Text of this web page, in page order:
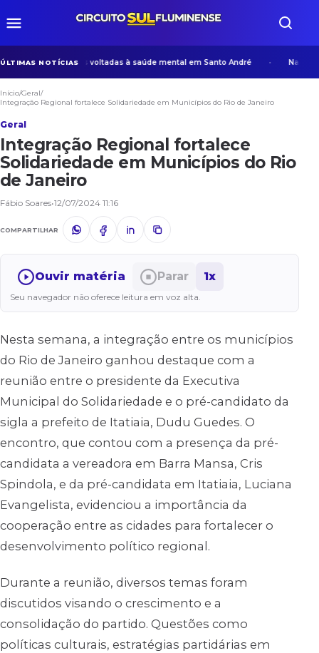
ÚLTIMAS NOTÍCIAS
desenvolve ações voltadas à saúde mental em Santo André Na era
Início/Geral/
Integração Regional fortalece Solidariedade em Municípios do Rio de Janeiro
Geral
Integração Regional fortalece
Solidariedade em Municípios do Rio
de Janeiro
Fábio Soares•12/07/2024 11:16
COMPARTILHAR
Ouvir matéria Parar 1x
Seu navegador não oferece leitura em voz alta.
Nesta semana, a integração entre os municípios
do Rio de Janeiro ganhou destaque com a
reunião entre o presidente da Executiva
Municipal do Solidariedade e o pré-candidato da
sigla a prefeito de Itatiaia, Dudu Guedes. O
encontro, que contou com a presença da pré-
candidata a vereadora em Barra Mansa, Cris
Spindola, e da pré-candidata em Itatiaia, Luciana
Evangelista, evidenciou a importância da
cooperação entre as cidades para fortalecer o
desenvolvimento político regional.
Durante a reunião, diversos temas foram
discutidos visando o crescimento e a
consolidação do partido. Questões como
políticas culturais, estratégias partidárias em